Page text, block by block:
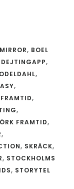
, BOEL
DEJTINGAPP,
,
,
FRAMTID,
,
FRAMTID,
,
, SKRÄCK,
, STOCKHOLMS
, STORYTEL